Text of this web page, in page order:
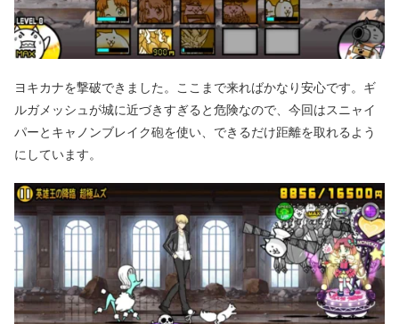
ヨキカナを撃破できました。ここまで来ればかなり安心です。ギ
ルガメッシュが城に近づきすぎると危険なので、今回はスニャイ
パーとキャノンブレイク砲を使い、できるだけ距離を取れるよう
にしています。